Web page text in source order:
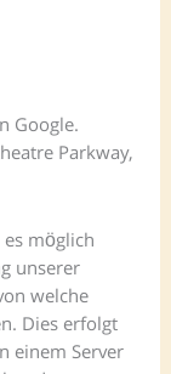
Google.
Parkway,
möglich
unserer
welche
Dies erfolgt
einem Server